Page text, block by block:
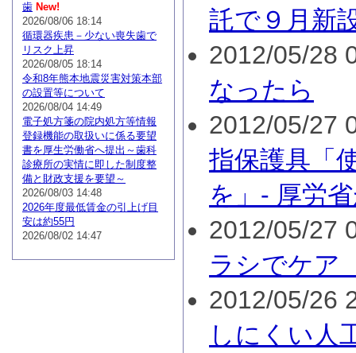
託で９月新
2012/05/28
なったら
2012/05/27
指保護具「
を」- 厚労
2012/05/27
ラシでケ
2012/05/26
しにくい人
歯 New!
2026/08/06 18:14
循環器疾患－少ない喪失歯で
リスク上昇
2026/08/05 18:14
令和8年熊本地震災害対策本部
の設置等について
2026/08/04 14:49
電子処方箋の院内処方等情報
登録機能の取扱いに係る要望
書を厚生労働省へ提出～歯科
診療所の実情に即した制度整
備と財政支援を要望～
2026/08/03 14:48
2026年度最低賃金の引上げ目
安は約55円
2026/08/02 14:47